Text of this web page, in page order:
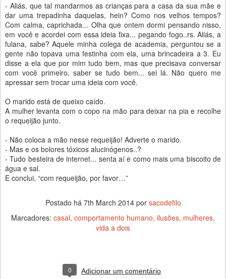
- Aliás, que tal mandarmos as crianças para a casa da sua mãe e
dar uma trepadinha daquelas, hein? Como nos velhos tempos?
Com calma, caprichada... Olha que ontem dormi pensando nisso,
em você e acordei com essa ideia fixa... pegando fogo..rs. Aliás, a
fulana, sabe? Aquele minha colega de academia, perguntou se a
gente não topava uma festinha com ela, uma brincadeira a 3. Eu
disse a ela que por mim tudo bem, mas que precisava conversar
com você primeiro, saber se tudo bem... sei lá. Não quero me
apressar sem trocar uma ideia com você.
O marido está de queixo caído.
A mulher levanta com o copo na mão para deixar na pia e recolhe
o requeijão junto.
- Não coloca a mão nesse requeijão! Adverte o marido.
- Mas e os bolores tóxicos alucinógenos..?
- Tudo besteira de internet... senta aí e como mais uma biscoito de
água e sal.
E conclui, “com requeijão, por favor…”
Postado há 7th March 2014por sacodefilo
Marcadores: casal comportamento humano ilusões mulheres
vida a dois
0 Adicionar um comentário